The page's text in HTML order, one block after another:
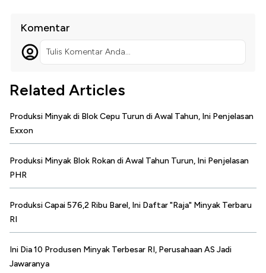
Komentar
Tulis Komentar Anda...
Related Articles
Produksi Minyak di Blok Cepu Turun di Awal Tahun, Ini Penjelasan
Exxon
Produksi Minyak Blok Rokan di Awal Tahun Turun, Ini Penjelasan
PHR
Produksi Capai 576,2 Ribu Barel, Ini Daftar "Raja" Minyak Terbaru
RI
Ini Dia 10 Produsen Minyak Terbesar RI, Perusahaan AS Jadi
Jawaranya